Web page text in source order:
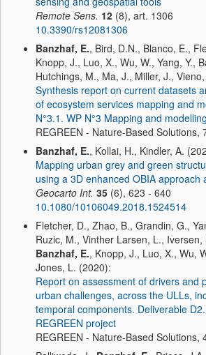
Remote Sens. 12 (8), art. 1306
10.3390/rs12081306
Banzhaf, E., Bird, D.N., Blanco, E.,
Knopp, J., Luo, X., Wu, W., Yang, Y.,
Hutchings, M., Ma, J., Miller, J.,
Synthesis report on current datasets
of ecosystem services mapping and
N°3.1. WP N°3 Mapping and
REGREEN - Nature-Based Solutions,
Banzhaf, E., Kollai, H., Kindler, A.
Mapping urban grey and green
using a 3D enhanced OBIA approach
Geocarto Int. 35 (6), 623 - 640
10.1080/10106049.2018.1524514
Fletcher, D., Zhao, B., Grandin, G.,
Ruzic, M., Vinther Larsen, L., Iversen,
Banzhaf, E., Knopp, J., Luo, X., Wu,
Jones, L. (2020):
Report on assessment of drivers and
urban challenges, across the ULLs,
temporal components. Deliverable
REGREEN project
REGREEN - Nature-Based Solutions,